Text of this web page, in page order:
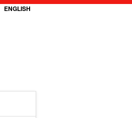
ENGLISH